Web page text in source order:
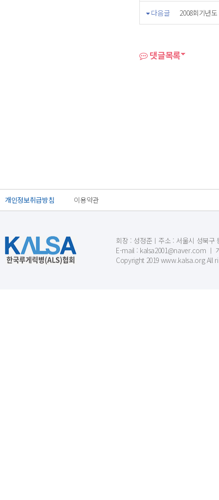
다음글 2008회기년
댓글목록
개인정보취급방침 이용약관
회장 : 성정준ㅣ주소 : 서울시 성북구
E-mail : kalsa2001@naver.com ㅣ
Copyright 2019 www.kalsa.org All